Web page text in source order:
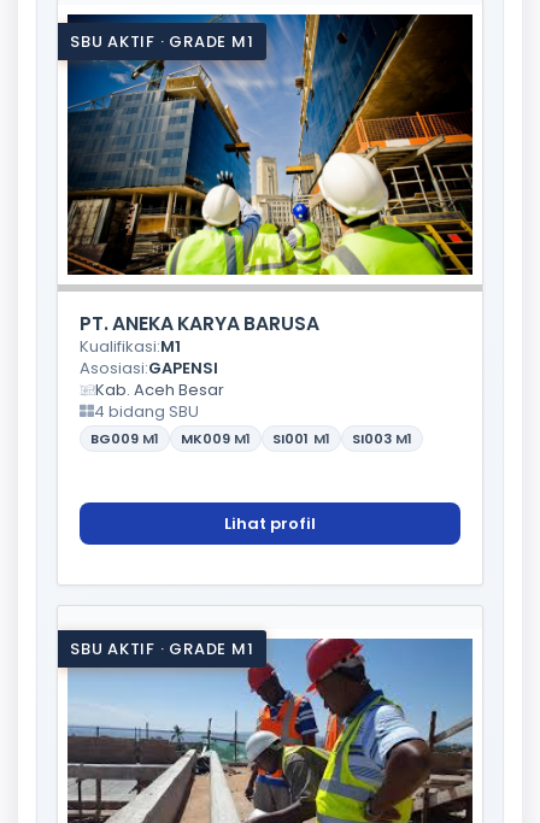
SBU AKTIF · GRADE M1
PT. ANEKA KARYA BARUSA
Kualifikasi:M1
Asosiasi:GAPENSI
Kab. Aceh Besar
4 bidang SBU
BG009 M1 MK009 M1 SI001 M1 SI003 M1
Lihat profil
SBU AKTIF · GRADE M1